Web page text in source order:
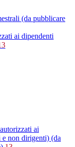
(da pubblicare
ai dipendenti
ai
non dirigenti) (da